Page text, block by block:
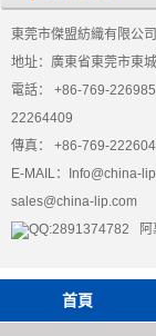
東莞市傑盟紡織有限公司
地址：廣東省東莞市東
電話： +86-769-
22264409
傳真： +86-769-
E-MAIL：
Info@china-
sales@china-lip.com
QQ:2891374782 阿
首頁